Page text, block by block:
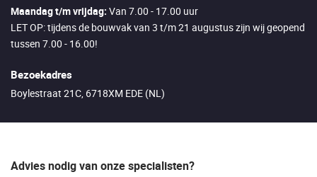
Maandag t/m vrijdag: Van 7.00 - 17.00 uur
LET OP: tijdens de bouwvak van 3 t/m 21 augustus zijn wij geopend
tussen 7.00 - 16.00!
Bezoekadres
Boylestraat 21C, 6718XM EDE (NL)
Advies nodig van onze specialisten?